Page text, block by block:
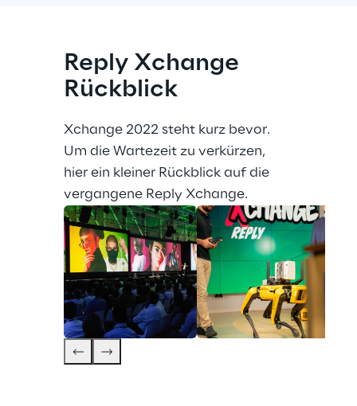
Reply Xchange
Rückblick
Xchange 2022 steht kurz bevor.
Um die Wartezeit zu verkürzen,
hier ein kleiner Rückblick auf die
vergangene Reply Xchange.